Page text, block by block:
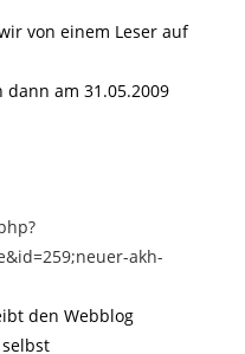
von einem Leser auf
am 31.05.2009
akh-
den Webblog